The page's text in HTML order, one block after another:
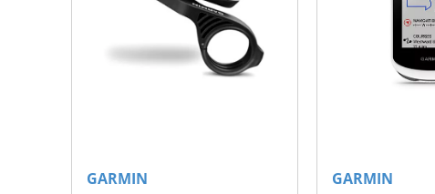
GARMIN
GARMIN